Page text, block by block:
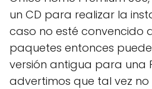
un CD para realizar la
caso no esté convencido
paquetes entonces
versión antigua para una
advertimos que tal vez